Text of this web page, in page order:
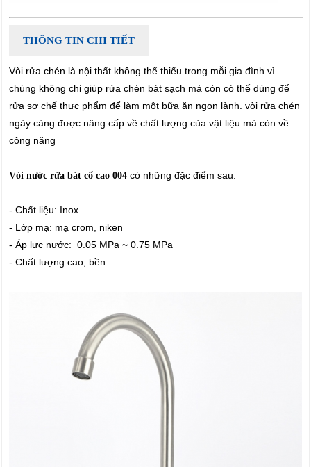
THÔNG TIN CHI TIẾT
Vòi rửa chén là nội thất không thể thiếu trong mỗi gia đình vì
chúng không chỉ giúp rửa chén bát sạch mà còn có thể dùng để
rửa sơ chế thực phẩm để làm một bữa ăn ngon lành. vòi rửa chén
ngày càng được nâng cấp về chất lượng của vật liệu mà còn về
công năng
Vòi nước rửa bát cổ cao 004 có những đặc điểm sau:
- Chất liệu: Inox
- Lớp mạ: mạ crom, niken
- Áp lực nước: 0.05 MPa ~ 0.75 MPa
- Chất lượng cao, bền